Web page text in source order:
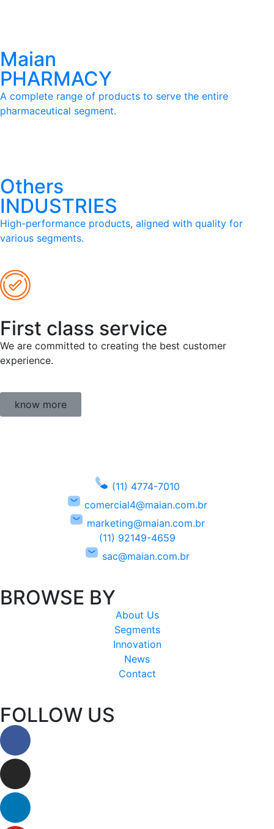
Maian
PHARMACY
A complete range of products to serve the entire
pharmaceutical segment.
Others
INDUSTRIES
High-performance products, aligned with quality for
various segments.
First class service
We are committed to creating the best customer
experience.
know more
(11) 4774-7010
comercial4@maian.com.br
marketing@maian.com.br
(11) 92149-4659
sac@maian.com.br
BROWSE BY
About Us
Segments
Innovation
News
Contact
FOLLOW US